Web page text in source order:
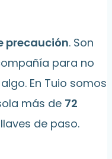
precaución. Son
para no
En Tuio somos
más de 72
de paso.